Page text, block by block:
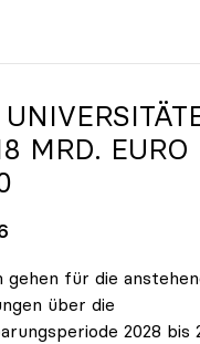
Analyse: Wichtige
MRD. EURO
gehen für die
über die
2028 bis